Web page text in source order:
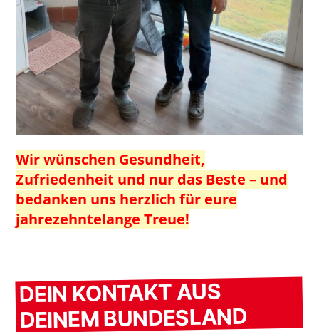
Wir wünschen Gesundheit,
Zufriedenheit und nur das Beste – und
bedanken uns herzlich für eure
jahrezehntelange Treue!
DEIN KONTAKT AUS
DEINEM BUNDESLAND